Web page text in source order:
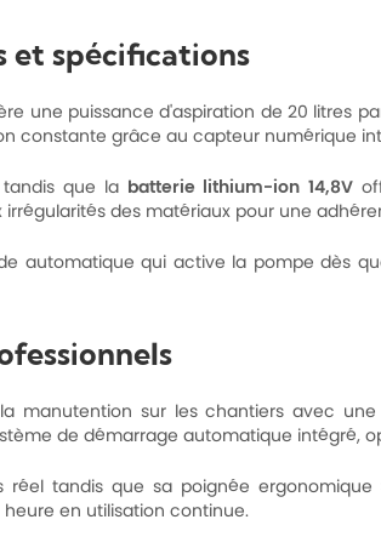
et spécifications
une puissance d'aspiration de 20 litres
constante grâce au capteur numérique
que la batterie lithium-ion 14,8V
des matériaux pour une
automatique qui active la pompe dès
manutention sur les chantiers avec
de démarrage automatique intégré,
tandis que sa poignée ergonomique
en utilisation continue.